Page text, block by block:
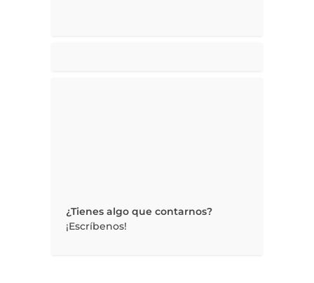
¿Tienes algo que contarnos?
¡Escríbenos!